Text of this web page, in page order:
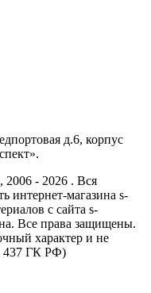
д.6, корпус
- 2026 . Вся
интернет-магазина s-
с сайта s-
Все права защищены.
характер и не
437 ГК РФ)